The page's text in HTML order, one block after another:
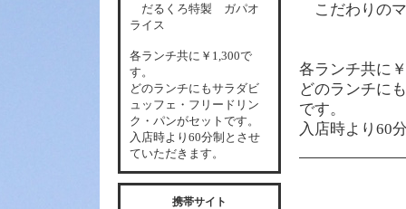
こだわりの
各ランチ共に
どのランチに
です。
入店時より60
だるくろ特製 ガパオ
ライス
各ランチ共に￥1,300で
す。
どのランチにもサラダビ
ュッフェ・フリードリン
ク・パンがセットです。
入店時より60分制とさせ
ていただきます。
携帯サイト